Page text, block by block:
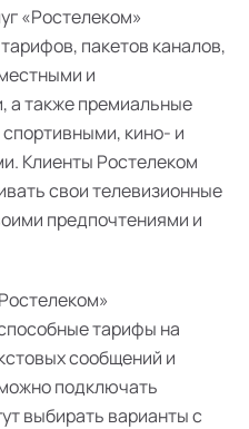
«Ростелеком»
пакетов каналов,
и
а также премиальные
кино- и
Клиенты Ростелеком
свои телевизионные
предпочтениями и
тарифы на
сообщений и
подключать
выбирать варианты с